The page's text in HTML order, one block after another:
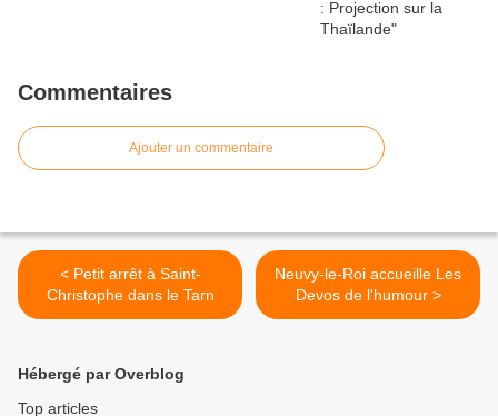
Commentaires
Ajouter un commentaire
< Petit arrêt à Saint-
Christophe dans le Tarn
Neuvy-le-Roi accueille Les
Devos de l'humour >
Hébergé par Overblog
Top articles